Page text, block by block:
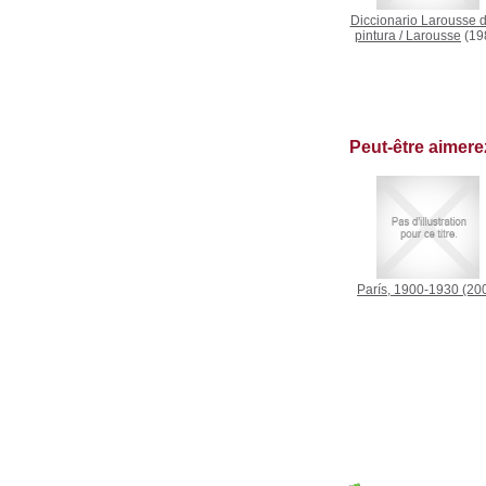
Diccionario Larousse
pintura / Larousse
Peut-être
París, 1900-1930